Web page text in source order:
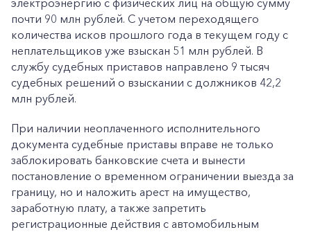
электроэнергию с физических лиц на общую сумму
почти 90 млн рублей. С учетом переходящего
количества исков прошлого года в текущем году с
неплательщиков уже взыскан 51 млн рублей. В
службу судебных приставов направлено 9 тысяч
судебных решений о взыскании с должников 42,2
млн рублей.
При наличии неоплаченного исполнительного
документа судебные приставы вправе не только
заблокировать банковские счета и вынести
постановление о временном ограничении выезда за
границу, но и наложить арест на имущество,
заработную плату, а также запретить
регистрационные действия с автомобильным